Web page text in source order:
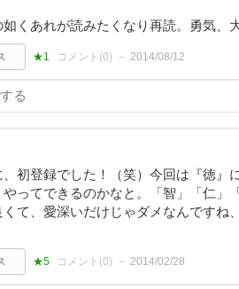
くあれが読みたくなり再読。勇気、
★1 コメント(0) 2014/08/12
、初登録でした！（笑）今回は『徳』
やってできるのかなと。「智」「仁」
くて、愛深いだけじゃダメなんですね
★5 コメント(0) 2014/02/28